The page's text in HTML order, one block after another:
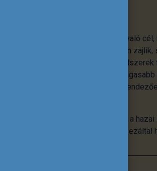
A nemzetköziesítés nem önmagáért való
nemzetköziesítés az intézményekben
tananyagok, innovatív pedagógiai
különböző rangsorokon való minél
intézmény életének, hanem egyfajta
A Tempus Közalapítvány abban segíti a
szintre emeljék a nemzetköziesítést,